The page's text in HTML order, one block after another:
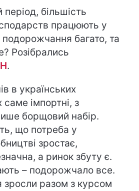
більшість
працюють у
багато, та
Розібрались
.
в українських
імпортні, з
борщовий набір.
що потреба у
зростає,
а ринок збуту є.
– подорожчало все.
зросли разом з курсом